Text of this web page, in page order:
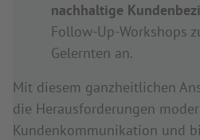
nachhaltige
Follow-Up-Workshops
Gelernten an.
Mit diesem ganzheitlichen
die Herausforderungen
Kundenkommunikation und